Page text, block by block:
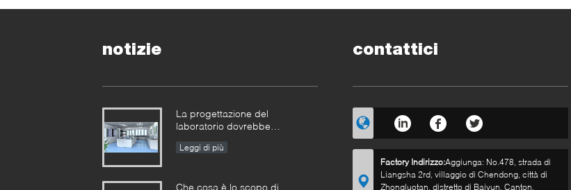
notizie
La progettazione del
laboratorio dovrebbe
Leggi di più
Che cosa è lo scopo di
contattici
Factory Indirizzo:Aggiunga: No.478, strada di
Liangsha 2rd, villaggio di Chendong, città di
Zhongluotan, distretto di Baiyun, Canton,